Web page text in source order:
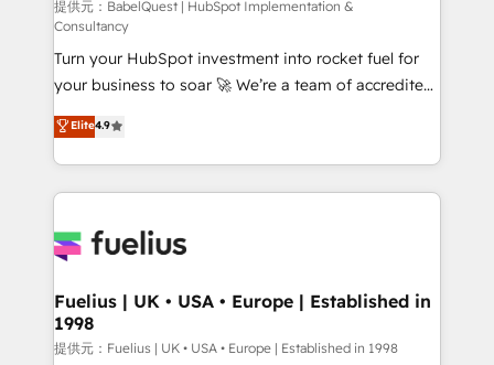
Service Hub, Data Hub and CMS • ISO/IEC
27001:2022, ISO 9001:2015, and ISO 42001:2023
certified - the AI management standard • GuardHub:
our AI governance framework, built on ISO 42001
Ready for the next step? Click the 👈 '𝗖𝗼𝗻𝘁𝗮𝗰𝘁
𝗯𝘂𝘀𝗶𝗻𝗲𝘀𝘀' button to get in touch (𝘸𝘦'𝘳𝘦 𝘴𝘶𝘱𝘦𝘳
𝘳𝘦𝘴𝘱𝘰𝘯𝘴𝘪𝘷𝘦)
提供元：BabelQuest | HubSpot Implementation &
Consultancy
Turn your HubSpot investment into rocket fuel for
your business to soar 🚀 We’re a team of accredited
HubSpot experts ready to help you. We can
implement the platform into complex business
environments, optimise what you've got and make
sure you can actually use it, build your website in
for you and execute it on HubSpot. We are on the
framework, meaning we've been accredited by
HubSpot and vetted by the CCS, which means we
can support public sector companies as well the
Elite4.9
Fuelius | UK • USA • Europe | Established in
1998
提供元：Fuelius | UK • USA • Europe | Established in 1998